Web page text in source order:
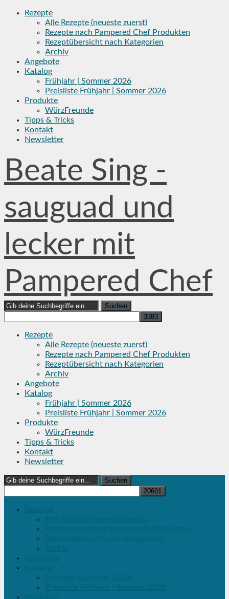
Skip
Rezepte
Alle Rezepte (neueste zuerst)
Rezepte nach Pampered Chef Produkten
Rezeptübersicht nach Kategorien
Archiv
Angebote
Katalog
Frühjahr | Sommer 2026
Preisliste Frühjahr | Sommer 2026
Produkte
WürzFreunde
Tipps & Tricks
Kontakt
Newsletter
Beate Sing -
sauguad und
lecker mit
Pampered Chef
Search
for:
Rezepte
Alle Rezepte (neueste zuerst)
Rezepte nach Pampered Chef Produkten
Rezeptübersicht nach Kategorien
Archiv
Angebote
Katalog
Frühjahr | Sommer 2026
Preisliste Frühjahr | Sommer 2026
Produkte
WürzFreunde
Tipps & Tricks
Kontakt
Newsletter
Search
for: